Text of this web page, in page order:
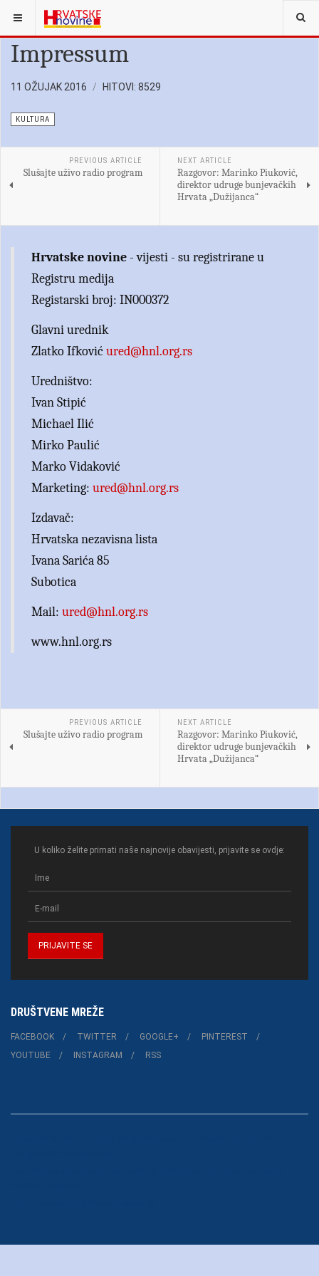
Impressum
11 OŽUJAK 2016 HITOVI: 8529
KULTURA
PREVIOUS ARTICLE
Slušajte uživo radio program
NEXT ARTICLE
Razgovor: Marinko Piuković,
direktor udruge bunjevačkih
Hrvata „Dužijanca“
Hrvatske novine - vijesti - su registrirane u
Registru medija
Registarski broj: IN000372
Glavni urednik
Zlatko Ifković ured@hnl.org.rs
Uredništvo:
Ivan Stipić
Michael Ilić
Mirko Paulić
Marko Vidaković
Marketing: ured@hnl.org.rs
Izdavač:
Hrvatska nezavisna lista
Ivana Sarića 85
Subotica
Mail: ured@hnl.org.rs
www.hnl.org.rs
PREVIOUS ARTICLE
Slušajte uživo radio program
NEXT ARTICLE
Razgovor: Marinko Piuković,
direktor udruge bunjevačkih
Hrvata „Dužijanca“
U koliko želite primati naše najnovije obavijesti, prijavite se ovdje:
DRUŠTVENE MREŽE
FACEBOOK TWITTER GOOGLE+
PINTEREST
YOUTUBE
INSTAGRAM RSS